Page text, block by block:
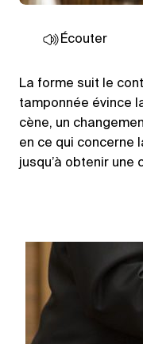
Écouter
La forme suit le
tamponnée évince
cène, un
en ce qui concerne
jusqu’à obtenir une